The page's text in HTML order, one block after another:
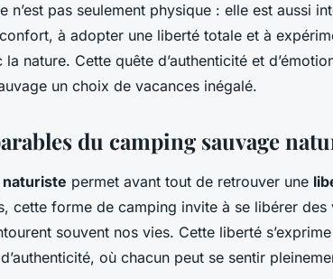
n’est pas seulement physique : elle est aussi
à adopter une liberté totale et à
nature. Cette quête d’authenticité et
un choix de vacances inégalé.
du camping sauvage
naturiste permet avant tout de retrouver une
cette forme de camping invite à se libérer des
souvent nos vies. Cette liberté
où chacun peut se sentir